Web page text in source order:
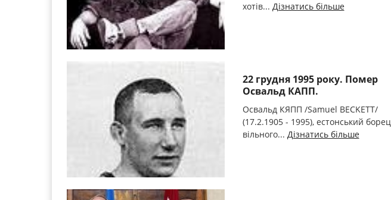
хотів... Дізнатись більше
22 грудня 1995 року. Помер
Освальд КАПП.
Освальд КЯПП /Samuel BECKETT/
(17.2.1905 - 1995), естонський
вільного... Дізнатись більше